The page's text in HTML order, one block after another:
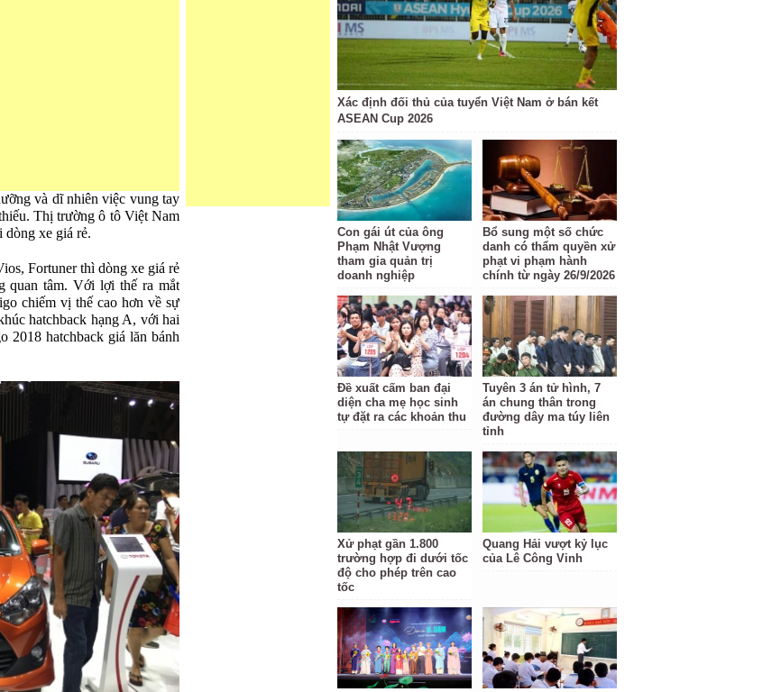
và dĩ nhiên việc vung tay
Thị trường ô tô Việt Nam
dòng xe giá rẻ.
Fortuner thì dòng xe giá rẻ
quan tâm. Với lợi thế ra mắt
chiếm vị thế cao hơn về sự
hatchback hạng A, với hai
2018 hatchback giá lăn bánh
Xác định đối thủ của tuyển Việt Nam ở bán kết
ASEAN Cup 2026
Con gái út của ông
Phạm Nhật Vượng
tham gia quản trị
doanh nghiệp
Bổ sung một số chức
danh có thẩm quyền xử
phạt vi phạm hành
chính từ ngày 26/9/2026
Đề xuất cấm ban đại
diện cha mẹ học sinh
tự đặt ra các khoản thu
Tuyên 3 án tử hình, 7
án chung thân trong
đường dây ma túy liên
tỉnh
Xử phạt gần 1.800
trường hợp đi dưới tốc
độ cho phép trên cao
tốc
Quang Hải vượt kỷ lục
của Lê Công Vinh